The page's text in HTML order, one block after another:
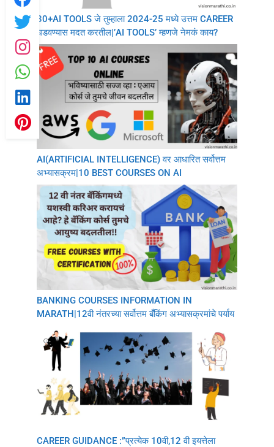
30+AI TOOLS जे तुम्हाला 2024-25 मध्ये उत्तम CAREER
घडवण्यास मदत करतील|’AI TOOLS’ म्हणजे नेमकं काय?
AI(ARTIFICIAL INTELLIGENCE) वर आधारित सर्वोत्तम
अभ्यासक्रम|10 BEST COURSES ON AI
BANKING COURSES INFORMATION IN
MARATH|12वी नंतरच्या सर्वोत्तम बँकिंग अभ्यासक्रमांचे पर्याय
CAREER GUIDANCE :”प्रत्येक 10वी,12 वी इयत्तेला